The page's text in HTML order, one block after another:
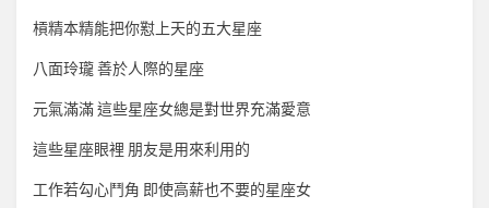
槓精本精能把你懟上天的五大星座
八面玲瓏 善於人際的星座
元氣滿滿 這些星座女總是對世界充滿愛意
這些星座眼裡 朋友是用來利用的
工作若勾心鬥角 即使高薪也不要的星座女